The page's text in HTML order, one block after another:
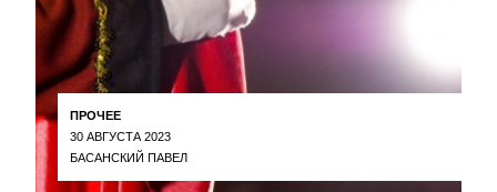
ПРОЧЕЕ
30 АВГУСТА 2023
БАСАНСКИЙ ПАВЕЛ